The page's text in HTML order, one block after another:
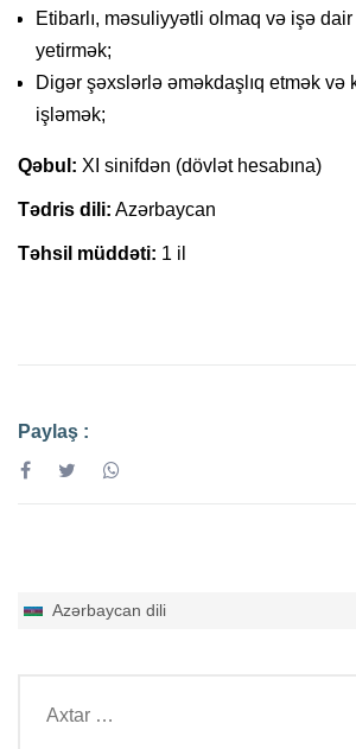
Etibarlı, məsuliyyətli olmaq və işə
yetirmək;
Digər şəxslərlə əməkdaşlıq etmək və
işləmək;
Qəbul: XI sinifdən (dövlət hesabına)
Tədris dili: Azərbaycan
Təhsil müddəti: 1 il
Paylaş :
Azərbaycan dili